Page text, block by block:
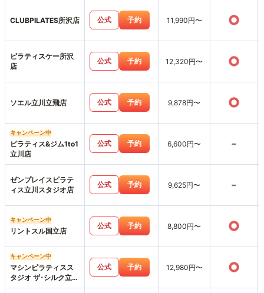
CLUBPILATES所沢店 公式 予約 11,990円〜 ○
ピラティスケー所沢
店
公式 予約 12,320円〜 ○
ソエル立川立飛店 公式 予約 9,878円〜 ○
キャンペーン中
ピラティス&ジム1to1
立川店
公式 予約 6,600円〜 -
ゼンプレイスピラテ
ィス立川スタジオ店
公式 予約 9,625円〜 -
キャンペーン中
リントスル国立店
公式 予約 8,800円〜 ○
キャンペーン中
マシンピラティスス
タジオ ザ･シルク立川
店
公式 予約 12,980円〜 ○